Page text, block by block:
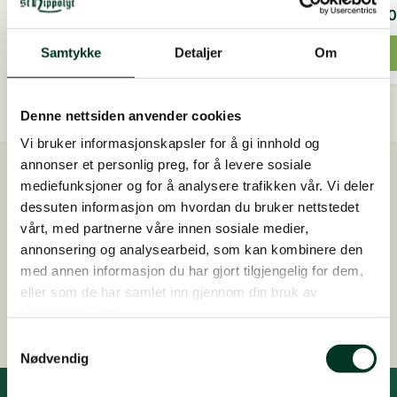
Samtykke Detaljer Om
Denne nettsiden anvender cookies
Vi bruker informasjonskapsler for å gi innhold og
annonser et personlig preg, for å levere sosiale
mediefunksjoner og for å analysere trafikken vår. Vi deler
dessuten informasjon om hvordan du bruker nettstedet
vårt, med partnerne våre innen sosiale medier,
annonsering og analysearbeid, som kan kombinere den
med annen informasjon du har gjort tilgjengelig for dem,
eller som de har samlet inn gjennom din bruk av
Nødvendig
700,00
Velg alternativ
Dette
flere
kan
velges
på
produktsiden
kan
velges
Rask levering
Sendes innen 2-4 arbeidsdager
Gratis fôrveiledning
Kontakt oss på +47 948 44 412 (kl. 16-18)
Sikker betaling med kredittkort